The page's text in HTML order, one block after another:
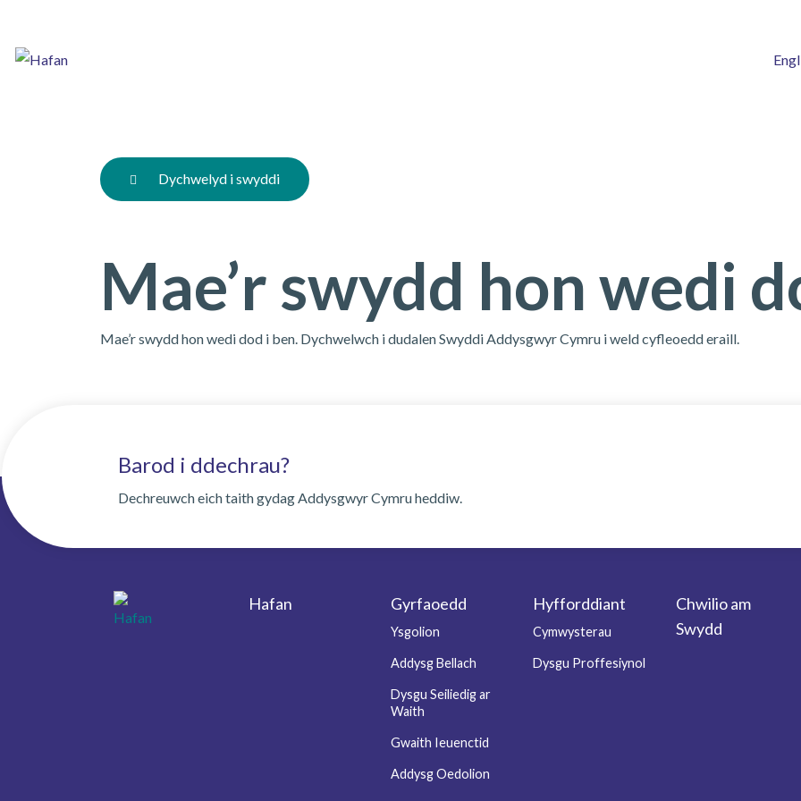
main
Dychwelyd i swyddi
Mae’r swydd hon wedi
Mae’r swydd hon wedi dod i ben. Dychwelwch i dudalen Swyddi Addysgwyr Cymru i weld cyfleoedd eraill.
Barod i ddechrau?
Dechreuwch eich taith gydag Addysgwyr Cymru heddiw.
Footer
Hafan Gyrfaoedd
Ysgolion
Addysg Bellach
Dysgu Seiliedig ar
Waith
Gwaith Ieuenctid
Addysg Oedolion
Hyfforddiant
Cymwysterau
Dysgu Proffesiynol
Chwilio am
Swydd